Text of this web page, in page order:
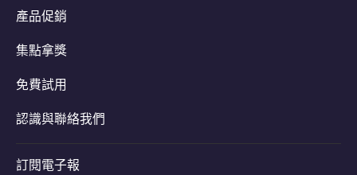
產品促銷
集點拿獎
免費試用
認識與聯絡我們
訂閱電子報